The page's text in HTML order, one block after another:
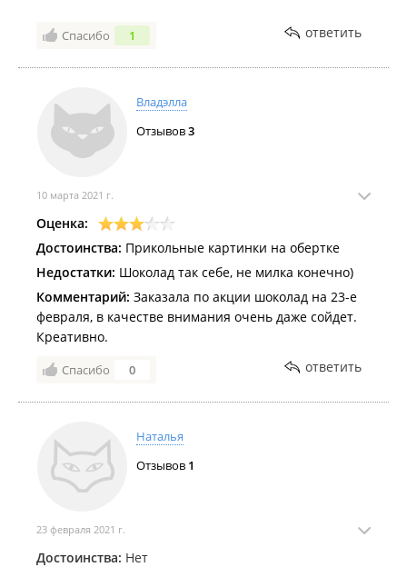
Спасибо 1 ответить
Владэлла
Отзывов3
10 марта 2021 г.
Оценка:
Достоинства: Прикольные картинки на обертке
Недостатки: Шоколад так себе, не милка конечно)
Комментарий: Заказала по акции шоколад на 23-е
февраля, в качестве внимания очень даже сойдет.
Креативно.
Спасибо 0 ответить
Наталья
Отзывов 1
23 февраля 2021 г.
Достоинства: Нет